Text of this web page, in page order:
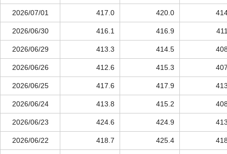
2026/07/01 417.0 420.0
2026/06/30 416.1 416.9
2026/06/29 413.3 414.5
2026/06/26 412.6 415.3
2026/06/25 417.6 417.9
2026/06/24 413.8 415.2
2026/06/23 424.6 424.9
2026/06/22 418.7 425.4